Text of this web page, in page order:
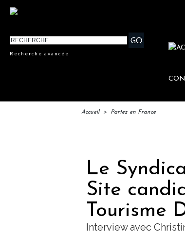
Recherche avancée
Accueil > Partez en France
Le
Site
Tourisme
Interview avec